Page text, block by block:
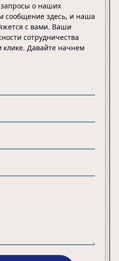
о наших
сообщение здесь, и наша
с вами. Ваши
сотрудничества
клике. Давайте начнем